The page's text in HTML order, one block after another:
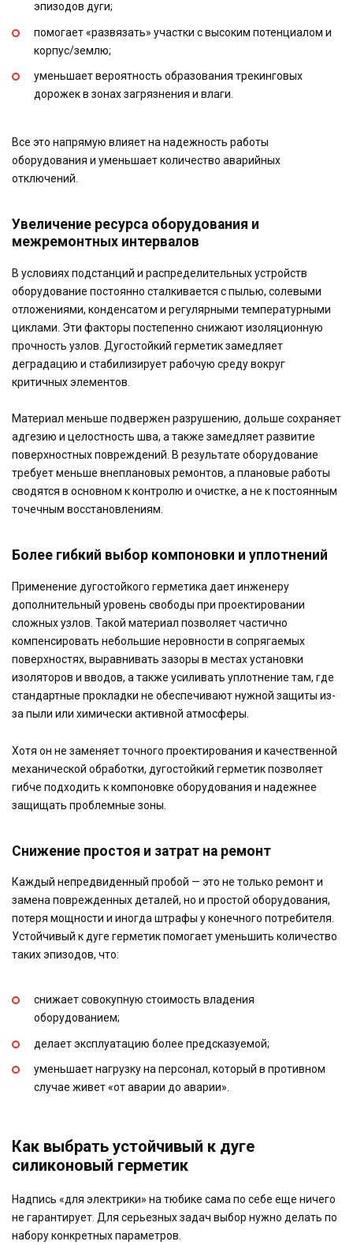
эпизодов дуги;
помогает «развязать» участки с высоким потенциалом и
корпус/землю;
уменьшает вероятность образования трекинговых
дорожек в зонах загрязнения и влаги.
Все это напрямую влияет на надежность работы
оборудования и уменьшает количество аварийных
отключений.
Увеличение ресурса оборудования и
межремонтных интервалов
В условиях подстанций и распределительных устройств
оборудование постоянно сталкивается с пылью, солевыми
отложениями, конденсатом и регулярными температурными
циклами. Эти факторы постепенно снижают изоляционную
прочность узлов. Дугостойкий герметик замедляет
деградацию и стабилизирует рабочую среду вокруг
критичных элементов.
Материал меньше подвержен разрушению, дольше сохраняет
адгезию и целостность шва, а также замедляет развитие
поверхностных повреждений. В результате оборудование
требует меньше внеплановых ремонтов, а плановые работы
сводятся в основном к контролю и очистке, а не к постоянным
точечным восстановлениям.
Более гибкий выбор компоновки и уплотнений
Применение дугостойкого герметика дает инженеру
дополнительный уровень свободы при проектировании
сложных узлов. Такой материал позволяет частично
компенсировать небольшие неровности в сопрягаемых
поверхностях, выравнивать зазоры в местах установки
изоляторов и вводов, а также усиливать уплотнение там, где
стандартные прокладки не обеспечивают нужной защиты из-
за пыли или химически активной атмосферы.
Хотя он не заменяет точного проектирования и качественной
механической обработки, дугостойкий герметик позволяет
гибче подходить к компоновке оборудования и надежнее
защищать проблемные зоны.
Снижение простоя и затрат на ремонт
Каждый непредвиденный пробой — это не только ремонт и
замена поврежденных деталей, но и простой оборудования,
потеря мощности и иногда штрафы у конечного потребителя.
Устойчивый к дуге герметик помогает уменьшить количество
таких эпизодов, что:
снижает совокупную стоимость владения
оборудованием;
делает эксплуатацию более предсказуемой;
уменьшает нагрузку на персонал, который в противном
случае живет «от аварии до аварии».
Как выбрать устойчивый к дуге
силиконовый герметик
Надпись «для электрики» на тюбике сама по себе еще ничего
не гарантирует. Для серьезных задач выбор нужно делать по
набору конкретных параметров.